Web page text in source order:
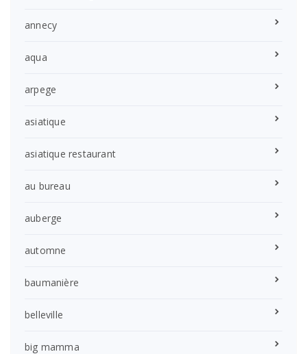
annecy
aqua
arpege
asiatique
asiatique restaurant
au bureau
auberge
automne
baumanière
belleville
big mamma